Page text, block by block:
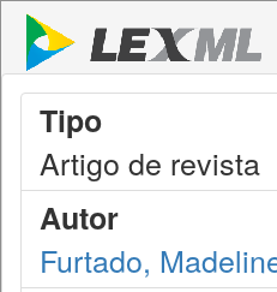
Tipo
Artigo de revista
Autor
Furtado,